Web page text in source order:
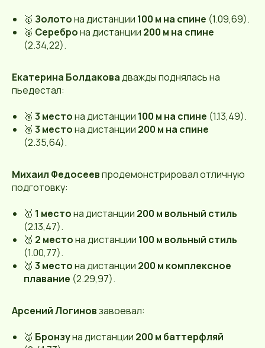
🥇 Золотона дистанции 100 м на спине (1.09,69).
🥈 Сереброна дистанции 200 м на спине
(2.34,22).
Екатерина Болдаковадважды поднялась на
пьедестал:
🥉 3 местона дистанции 100 м на спине (1.13,49).
🥉 3 местона дистанции 200 м на спине
(2.35,64).
Михаил Федосеевпродемонстрировал отличную
подготовку:
🥇 1 местона дистанции 200 м вольный стиль
(2.13,47).
🥈 2 местона дистанции 100 м вольный стиль
(1.00,77).
🥉 3 местона дистанции 200 м комплексное
плавание (2.29,97).
Арсений Логиновзавоевал:
🥉 Бронзуна дистанции 200 м баттерфляй